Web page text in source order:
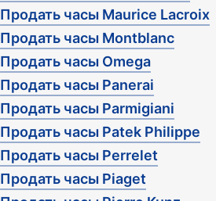
Продать часы Maurice Lacroix
Продать часы Montblanc
Продать часы Omega
Продать часы Panerai
Продать часы Parmigiani
Продать часы Patek Philippe
Продать часы Perrelet
Продать часы Piaget